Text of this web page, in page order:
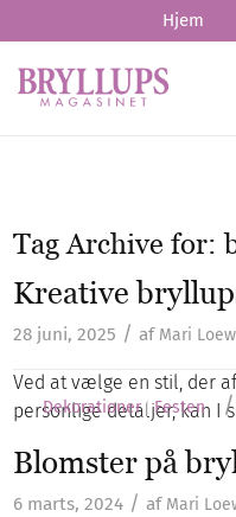
Hjem
Tag Archive for:
Kreative
28 juni, 2025 / af Mari
Ved at vælge en stil, der
personlige detaljer, kan I
Dekorationer Festen /
Blomster på
6 marts, 2024 / af Mari